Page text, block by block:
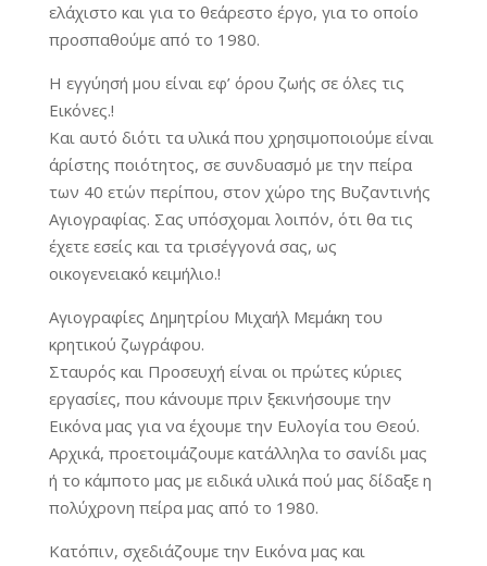
ελάχιστο και για το θεάρεστο έργο, για το οποίο
προσπαθούμε από το 1980.
Η εγγύησή μου είναι εφ’ όρου ζωής σε όλες τις
Εικόνες.!
Και αυτό διότι τα υλικά που χρησιμοποιούμε είναι
άρίστης ποιότητος, σε συνδυασμό με την πείρα
των 40 ετών περίπου, στον χώρο της Βυζαντινής
Αγιογραφίας. Σας υπόσχομαι λοιπόν, ότι θα τις
έχετε εσείς και τα τρισέγγονά σας, ως
οικογενειακό κειμήλιο.!
Αγιογραφίες Δημητρίου Μιχαήλ Μεμάκη του
κρητικού ζωγράφου.
Σταυρός και Προσευχή είναι οι πρώτες κύριες
εργασίες, που κάνουμε πριν ξεκινήσουμε την
Εικόνα μας για να έχουμε την Ευλογία του Θεού.
Αρχικά, προετοιμάζουμε κατάλληλα το σανίδι μας
ή το κάμποτο μας με ειδικά υλικά πού μας δίδαξε η
πολύχρονη πείρα μας από το 1980.
Κατόπιν, σχεδιάζουμε την Εικόνα μας και